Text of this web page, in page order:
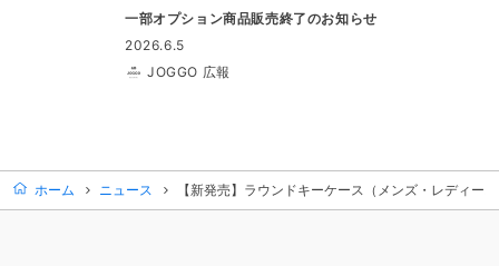
一部オプション商品販売終了のお知らせ
2026.6.5
JOGGO 広報
ホーム ニュース 【新発売】ラウンドキーケース（メンズ・レディー